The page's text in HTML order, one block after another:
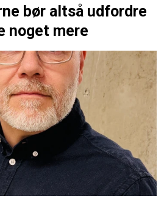
bør altså udfordre
noget mere